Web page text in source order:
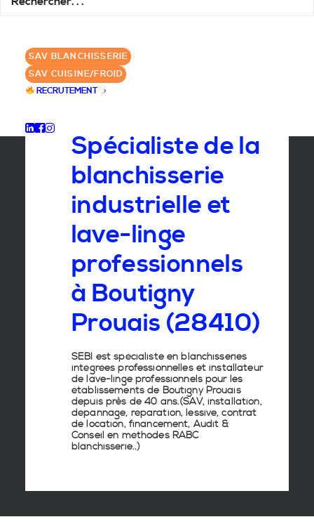
SAV BLANCHISSERIE
SAV CUISINE/FROID
RECRUTEMENT
✆ 09 78 083 083
Spécialiste de la
blanchisserie
industrielle et
lave-linge
professionnels
à Boutigny
Prouais (28410)
SEBI est spécialiste en blanchisseries
intégrées professionnellesetinstallateur
de lave-lingeprofessionnels pour les
établissements de Boutigny Prouais
depuis près de 40 ans.(SAV, installation,
dépannage, réparation, lessive, contrat
de location, financement, Audit &
Conseil en méthodes RABC
blanchisserie..)